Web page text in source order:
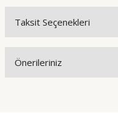
Taksit Seçenekleri
Önerileriniz